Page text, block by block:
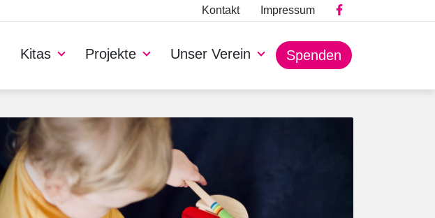
Kontakt Impressum
Kitas Projekte Unser Verein Spenden